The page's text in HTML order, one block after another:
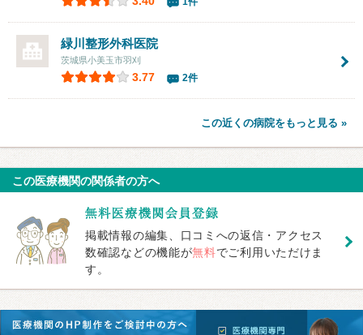
緑川整形外科医院
茨城県小美玉市羽刈
3.77 2件
この近くの病院をもっと見る »
この医療機関の関係者の方へ
掲載情報の編集、口コミへの返信・アクセス
数確認などの機能が無料でご利用いただけま
す。